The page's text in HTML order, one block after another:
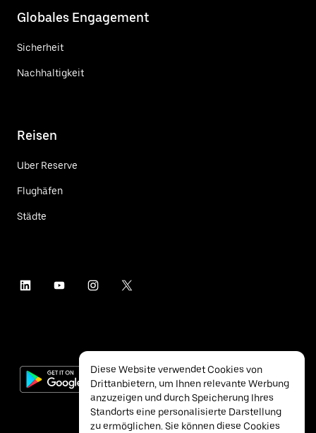
Globales Engagement
Sicherheit
Nachhaltigkeit
Reisen
Uber Reserve
Flughäfen
Städte
Diese Website verwendet Cookies von
Drittanbietern, um Ihnen relevante Werbung
anzuzeigen und durch Speicherung Ihres
Standorts eine personalisierte Darstellung
zu ermöglichen. Sie können diese Cookies